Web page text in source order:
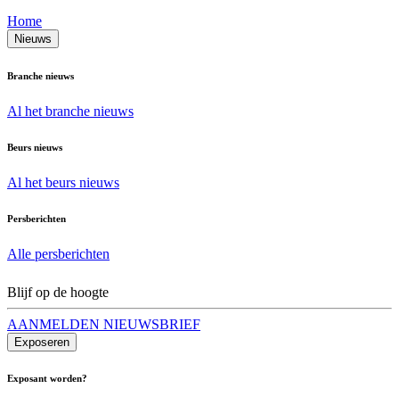
Home
Nieuws
Branche nieuws
Al het branche nieuws
Beurs nieuws
Al het beurs nieuws
Persberichten
Alle persberichten
Blijf op de hoogte
AANMELDEN NIEUWSBRIEF
Exposeren
Exposant worden?